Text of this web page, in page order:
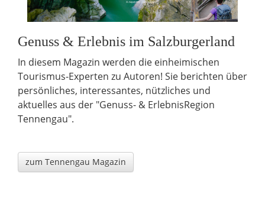
Genuss & Erlebnis im Salzburgerland
In diesem Magazin werden die einheimischen
Tourismus-Experten zu Autoren! Sie berichten über
persönliches, interessantes, nützliches und
aktuelles aus der "Genuss- & ErlebnisRegion
Tennengau".
zum Tennengau Magazin